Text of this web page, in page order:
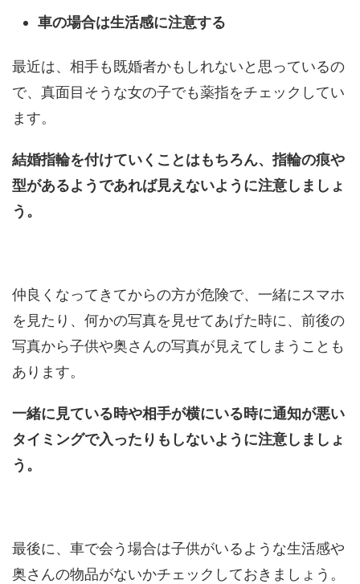
車の場合は生活感に注意する
最近は、相手も既婚者かもしれないと思っているの
で、真面目そうな女の子でも薬指をチェックしてい
ます。
結婚指輪を付けていくことはもちろん、指輪の痕や
型があるようであれば見えないように注意しましょ
う。
仲良くなってきてからの方が危険で、一緒にスマホ
を見たり、何かの写真を見せてあげた時に、前後の
写真から子供や奥さんの写真が見えてしまうことも
あります。
一緒に見ている時や相手が横にいる時に通知が悪い
タイミングで入ったりもしないように注意しましょ
う。
最後に、車で会う場合は子供がいるような生活感や
奥さんの物品がないかチェックしておきましょう。